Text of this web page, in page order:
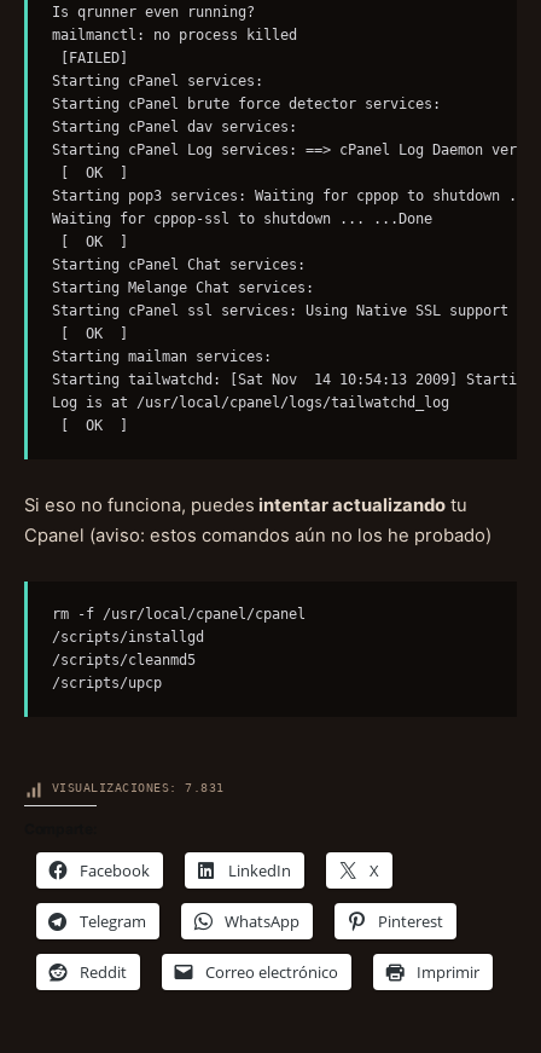
Is qrunner even running?
mailmanctl: no process killed
[FAILED]
Starting cPanel services:
Starting cPanel brute force detector services:
Starting cPanel dav services:
Starting cPanel Log services: ==> cPanel Log Daemon
[  OK  ]
Starting pop3 services: Waiting for cppop to shutdown
Waiting for cppop-ssl to shutdown ... ...Done
[  OK  ]
Starting cPanel Chat services:
Starting Melange Chat services:
Starting cPanel ssl services: Using Native SSL support
[  OK  ]
Starting mailman services:
Starting tailwatchd: [Sat Nov  14 10:54:13 2009]
Log is at /usr/local/cpanel/logs/tailwatchd_log
[  OK  ]
Si eso no funciona, puedes intentar actualizando tu
Cpanel (aviso: estos comandos aún no los he probado)
rm -f /usr/local/cpanel/cpanel
/scripts/installgd
/scripts/cleanmd5
/scripts/upcp
VISUALIZACIONES: 7.831
Facebook LinkedIn X
Telegram WhatsApp Pinterest
Reddit Correo electrónico Imprimir